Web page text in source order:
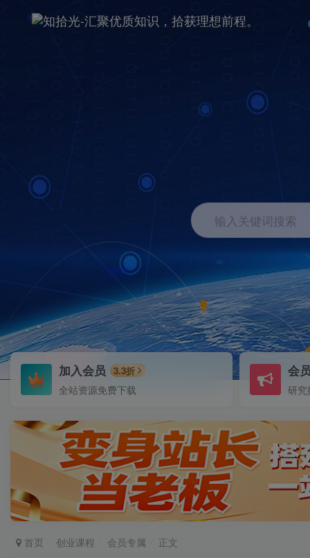
输入关键词搜索
加入会员 3.3折
全站资源免费下载
会
研究
首页 创业课程 会员专属 正文